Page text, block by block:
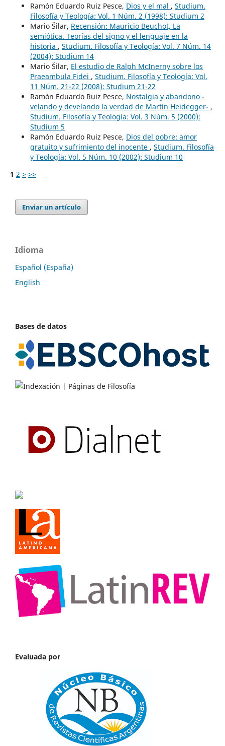
Ramón Eduardo Ruiz Pesce, Dios y el mal , Studium.
Filosofía y Teología: Vol. 1 Núm. 2 (1998): Studium 2
Mario Šilar, Recensión: Mauricio Beuchot, La
semiótica. Teorías del signo y el lenguaje en la
historia , Studium. Filosofía y Teología: Vol. 7 Núm. 14
(2004): Studium 14
Mario Šilar, El estudio de Ralph McInerny sobre los
Praeambula Fidei , Studium. Filosofía y Teología: Vol.
11 Núm. 21-22 (2008): Studium 21-22
Ramón Eduardo Ruiz Pesce, Nostalgia y abandono -
velando y develando la verdad de Martín Heidegger- ,
Studium. Filosofía y Teología: Vol. 3 Núm. 5 (2000):
Studium 5
Ramón Eduardo Ruiz Pesce, Dios del pobre: amor
gratuito y sufrimiento del inocente , Studium. Filosofía
y Teología: Vol. 5 Núm. 10 (2002): Studium 10
1 2 > >>
Enviar un artículo
Idioma
Español (España)
English
Bases de datos
Evaluada por